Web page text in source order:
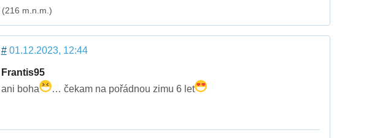
m.n.m.)
#01.12.2023, 12:44
Frantis95
ani boha
… čekam na pořádnou zimu 6 let